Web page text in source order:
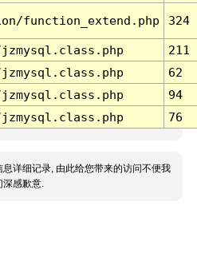
function_extend.php 324
211
62
94
76
息详细记录, 由此给您带来的访问不便我
深感歉意.